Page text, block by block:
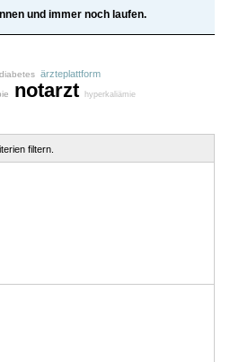
und immer noch laufen.
diabetes ärzteplattform
notarzt hyperkaliämie
filtern.